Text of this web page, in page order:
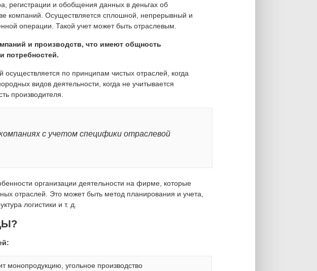
регистрации и обобщения данных в деньгах об
компаний. Осуществляется сплошной, непрерывный и
операции. Такой учет может быть отраслевым.
и производств, что имеют общность
потребностей.
по принципам чистых отраслей, когда
видов деятельности, когда не учитывается
производителя.
с учетом специфики отраслевой
организации деятельности на фирме, которые
отраслей. Это может быть метод планирования и учета,
логистики и т. д.
монопродукцию, угольное производство